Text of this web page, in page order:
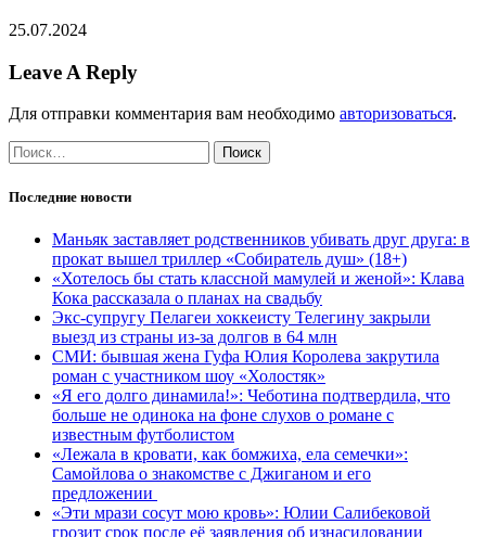
25.07.2024
Leave A Reply
Для отправки комментария вам необходимо авторизоваться.
Найти:
Последние новости
Маньяк заставляет родственников убивать друг друга: в
прокат вышел триллер «Собиратель душ» (18+)
«Хотелось бы стать классной мамулей и женой»: Клава
Кока рассказала о планах на свадьбу
Экс-супругу Пелагеи хоккеисту Телегину закрыли
выезд из страны из-за долгов в 64 млн
СМИ: бывшая жена Гуфа Юлия Королева закрутила
роман с участником шоу «Холостяк»
«Я его долго динамила!»: Чеботина подтвердила, что
больше не одинока на фоне слухов о романе с
известным футболистом
«Лежала в кровати, как бомжиха, ела семечки»:
Самойлова о знакомстве с Джиганом и его
предложении
«Эти мрази сосут мою кровь»: Юлии Салибековой
грозит срок после её заявления об изнасиловании